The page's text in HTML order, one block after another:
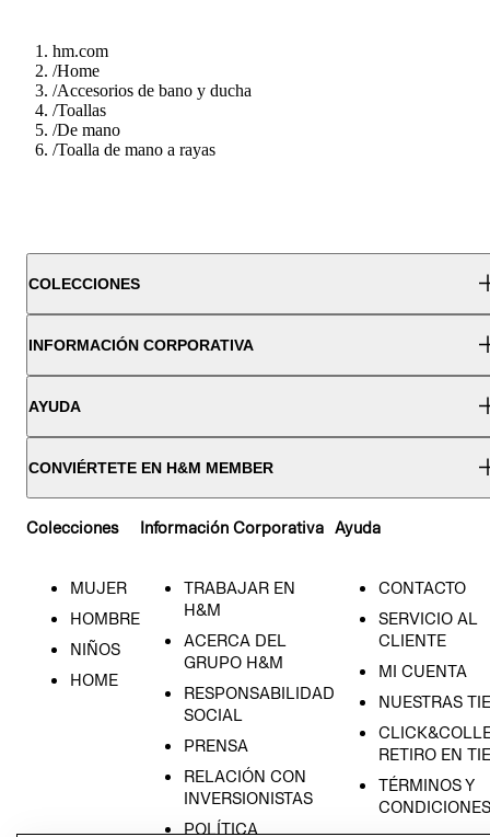
hm.com
/Home
/Accesorios de bano y ducha
/Toallas
/De mano
/Toalla de mano a rayas
COLECCIONES
INFORMACIÓN CORPORATIVA
AYUDA
CONVIÉRTETE EN H&M MEMBER
Colecciones
MUJER
HOMBRE
NIÑOS
HOME
Información Corporativa
TRABAJAR EN
H&M
ACERCA DEL
GRUPO H&M
RESPONSABILIDAD
SOCIAL
PRENSA
RELACIÓN CON
INVERSIONISTAS
POLÍTICA
Ayuda
CONTACTO
SERVICIO AL
CLIENTE
MI CUENTA
NUESTRAS
RETIRO EN
TÉRMINOS Y
CONDICIONES